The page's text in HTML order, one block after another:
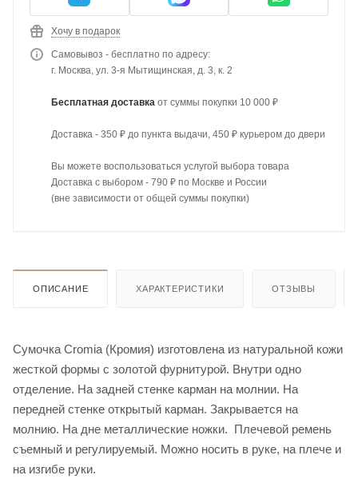
Хочу в подарок
Самовывоз - бесплатно по адресу:
г. Москва, ул. 3-я Мытищинская, д. 3, к. 2
Бесплатная доставка от суммы покупки 10 000 ₽
Доставка - 350 ₽ до пункта выдачи, 450 ₽ курьером до двери
Вы можете воспользоваться услугой выбора товара
Доставка с выбором - 790 ₽ по Москве и России
(вне зависимости от общей суммы покупки)
ОПИСАНИЕ ХАРАКТЕРИСТИКИ ОТЗЫВЫ
Сумочка Cromia (Кромия) изготовлена из натуральной кожи
жесткой формы с золотой фурнитурой. Внутри одно
отделение. На задней стенке карман на молнии. На
передней стенке открытый карман. Закрывается на
молнию. На дне металлические ножки. Плечевой ремень
съемный и регулируемый. Можно носить в руке, на плече и
на изгибе руки.